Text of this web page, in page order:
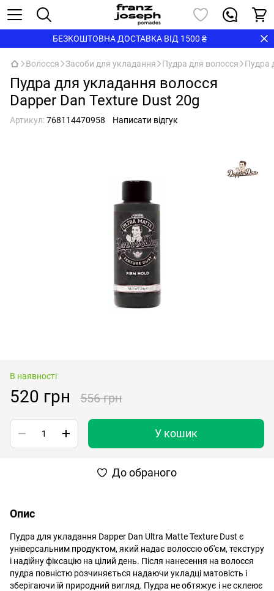
БЕЗКОШТОВНА ДОСТАВКА ВІД 1500 ₴
Волосся Засоби для укладання Пудра для волосся Пудра
Пудра для укладання волосся
Dapper Dan Texture Dust 20g
Артикул:768114470958 Написати відгук
В наявності
520 грн 556 грн
У кошик
До обраного
Опис
Пудра для укладання Dapper Dan Ultra Matte Texture Dust є
універсальним продуктом, який надає волоссю об'єм, текстуру
і надійну фіксацію на цілий день. Після нанесення на волосся
пудра повністю розчиняється надаючи укладці матовість і
зберігаючи їй природний вигляд. Пудра не обтяжує і не склеює